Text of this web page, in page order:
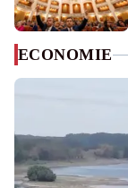
ECONOMIE